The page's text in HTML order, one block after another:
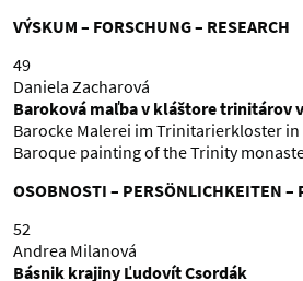
VÝSKUM – FORSCHUNG – RESEARCH
49
Daniela Zacharová
Baroková maľba v kláštore trinitárov
Barocke Malerei im Trinitarierkloster in
Baroque painting of the Trinity
OSOBNOSTI – PERSÖNLICHKEITEN –
52
Andrea Milanová
Básnik krajiny Ľudovít Csordák